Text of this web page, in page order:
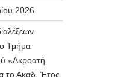
2026
Τμήμα
«Ακροατή
το Ακαδ. Έτος